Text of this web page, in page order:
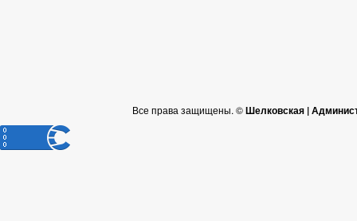
Все права защищены. ©Шелковская |